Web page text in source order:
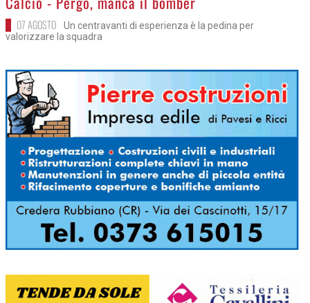
07 AGOSTO
Un centravanti di esperienza è la pedina per
valorizzare la squadra